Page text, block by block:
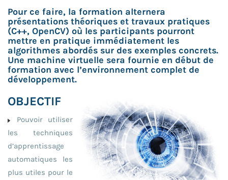
Pour ce faire, la formation alternera
présentations théoriques et travaux pratiques
(C++, OpenCV) où les participants pourront
mettre en pratique immédiatement les
algorithmes abordés sur des exemples concrets.
Une machine virtuelle sera fournie en début de
formation avec l’environnement complet de
développement.
OBJECTIF
Pouvoir utiliser
les techniques
d’apprentissage
automatiques les
plus utiles pour le